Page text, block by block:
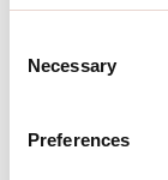
Selection
Necessary
Preferences